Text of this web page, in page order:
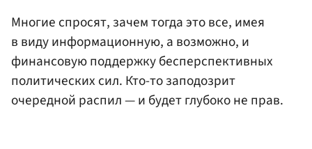
Многие спросят, зачем тогда это все, имея
в виду информационную, а возможно, и
финансовую поддержку бесперспективных
политических сил. Кто-то заподозрит
очередной распил — и будет глубоко не прав.